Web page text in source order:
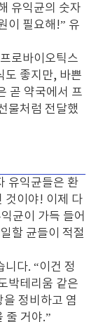
유익균의 숫자
이 필요해!” 유
로바이오틱스
도 좋지만, 바쁜
곧 약국에서 프
물처럼 전달했
유익균들은 환
것이야! 이제 다
균이 가득 들어
할 균들이 적절
다. “이건 정
박테리움 같은
정비하고 염
줄 거야.”